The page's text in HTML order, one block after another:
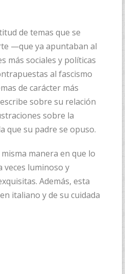
de temas que se
—que ya apuntaban al
más sociales y políticas
al fascismo
de carácter más
sobre su relación
sobre la
que su padre se opuso.
misma manera en que lo
veces luminoso y
Además, esta
italiano y de su cuidada